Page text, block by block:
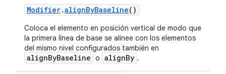
Modifier.alignByBaseline()
Coloca el elemento en posición vertical de modo que
la primera línea de base se alinee con los elementos
del mismo nivel configurados también en
alignByBaseline o alignBy .